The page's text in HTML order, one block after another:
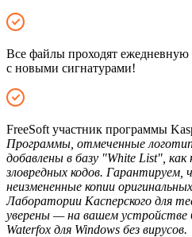
Все файлы проходят ежедневную
с новыми сигнатурами!
FreeSoft участник программы
Программы, отмеченные
добавлены в базу "White List",
зловредных кодов.
неизмененные копии
Лаборатории Касперского для
уверены — на вашем устройстве
Waterfox для Windows без вирусов.